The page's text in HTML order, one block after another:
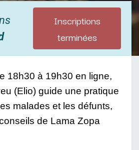
Inscriptions
terminées
18h30 à 19h30 en ligne,
(Elio) guide une pratique
malades et les défunts,
de Lama Zopa